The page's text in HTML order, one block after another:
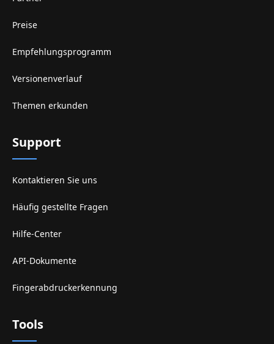
Preise
Empfehlungsprogramm
Versionenverlauf
Themen erkunden
Support
Kontaktieren Sie uns
Häufig gestellte Fragen
Hilfe-Center
API-Dokumente
Fingerabdruckerkennung
Tools